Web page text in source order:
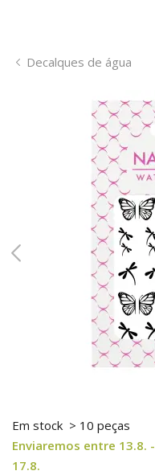
Decalques de água
Em stock > 10 peças
Enviaremos entre 13.8. -
17.8.